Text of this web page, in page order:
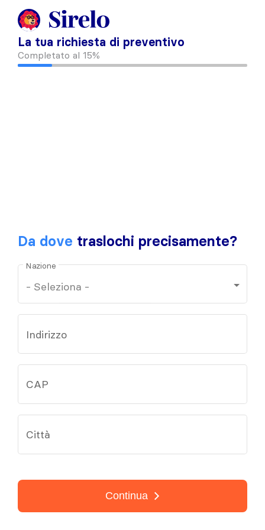
La tua richiesta di preventivo
Completato al 15%
Da dove traslochi precisamente?
Nazione
Indirizzo
CAP
Città
Continua